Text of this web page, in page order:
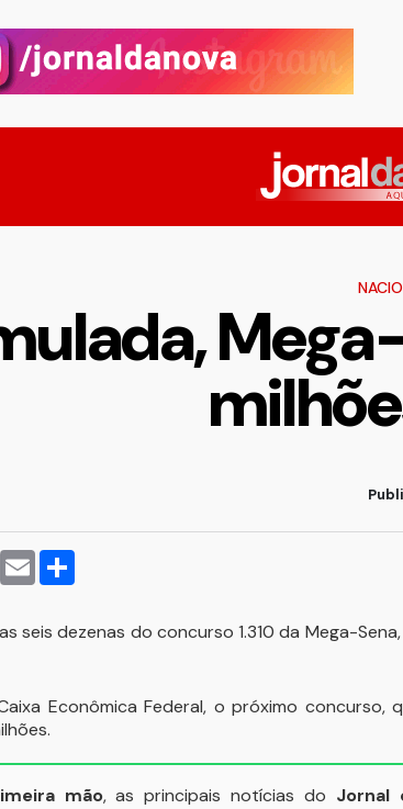
WhatsApp
Email
seis dezenas do concurso 1.310 da Mega-
Econômica Federal, o próximo concurso,
mão, as principais notícias do Jornal